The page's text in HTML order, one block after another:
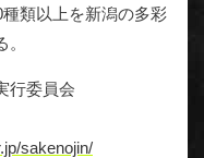
類以上を新潟の多彩
行委員会
sakenojin/